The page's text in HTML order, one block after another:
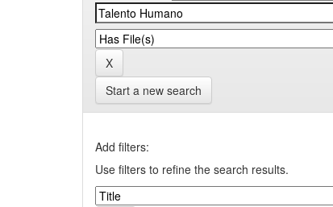
Start a new search
Add filters:
Use filters to refine the search results.